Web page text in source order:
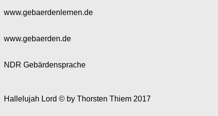
www.gebaerdenlernen.de
www.gebaerden.de
NDR Gebärdensprache
Hallelujah Lord © by Thorsten Thiem 2017